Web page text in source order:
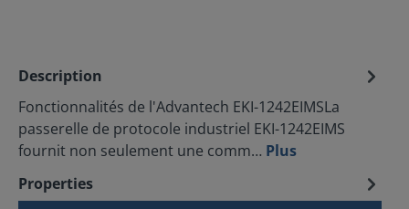
Description
Fonctionnalités de l'Advantech EKI-1242EIMSLa
passerelle de protocole industriel EKI-1242EIMS
fournit non seulement une comm… Plus
Properties